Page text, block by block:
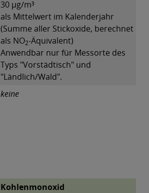
30 µg/m³
als Mittelwert im Kalenderjahr
(Summe aller Stickoxide, berechnet
als NO2-Äquivalent)
Anwendbar nur für Messorte des
Typs "Vorstädtisch" und
"Ländlich/Wald".
keine
Kohlenmonoxid